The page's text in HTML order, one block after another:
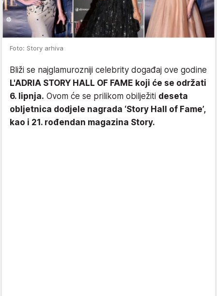
Foto: Story arhiva
Bliži se najglamurozniji celebrity događaj ove godine
L'ADRIA STORY HALL OF FAME koji će se održati
6. lipnja. Ovom će se prilikom obilježiti deseta
obljetnica dodjele nagrada ‘Story Hall of Fame’,
kao i 21. rođendan magazina Story.